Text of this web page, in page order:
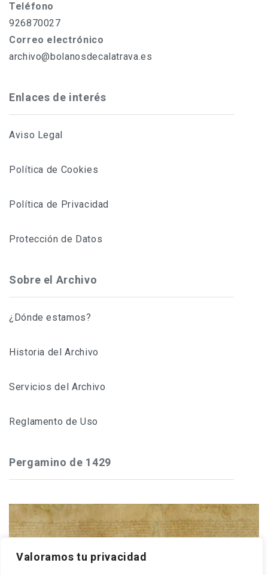
Valoramos tu privacidad
Teléfono
926870027
Correo electrónico
archivo@bolanosdecalatrava.es
Enlaces de interés
Aviso Legal
Política de Cookies
Política de Privacidad
Protección de Datos
Sobre el Archivo
¿Dónde estamos?
Historia del Archivo
Servicios del Archivo
Reglamento de Uso
Pergamino de 1429
Calatrava, concede a los cristianos y moros de